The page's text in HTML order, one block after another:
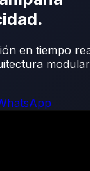
en tiempo